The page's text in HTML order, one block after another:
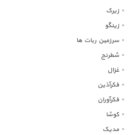
زیرک
زینگو
سرزمین ربات ها
شطرنج
غزال
فکرآذین
فکرآوران
کوشا
مدیک